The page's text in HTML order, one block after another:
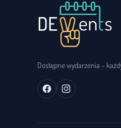
Dostępne wydarzenia –